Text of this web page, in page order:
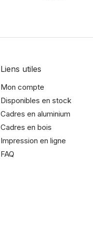
Liens utiles
Mon compte
Disponibles en stock
Cadres en aluminium
Cadres en bois
Impression en ligne
FAQ